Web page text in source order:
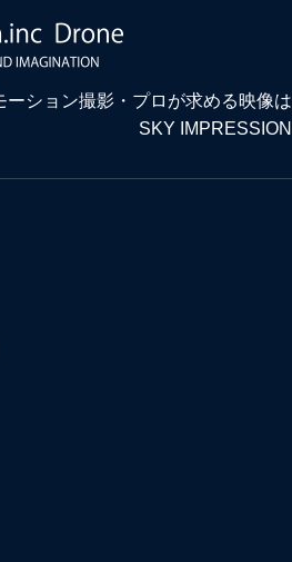
ーション撮影・プロが求める映像は
SKY IMPRESSION